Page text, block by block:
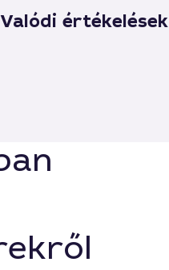
Valódi értékelések